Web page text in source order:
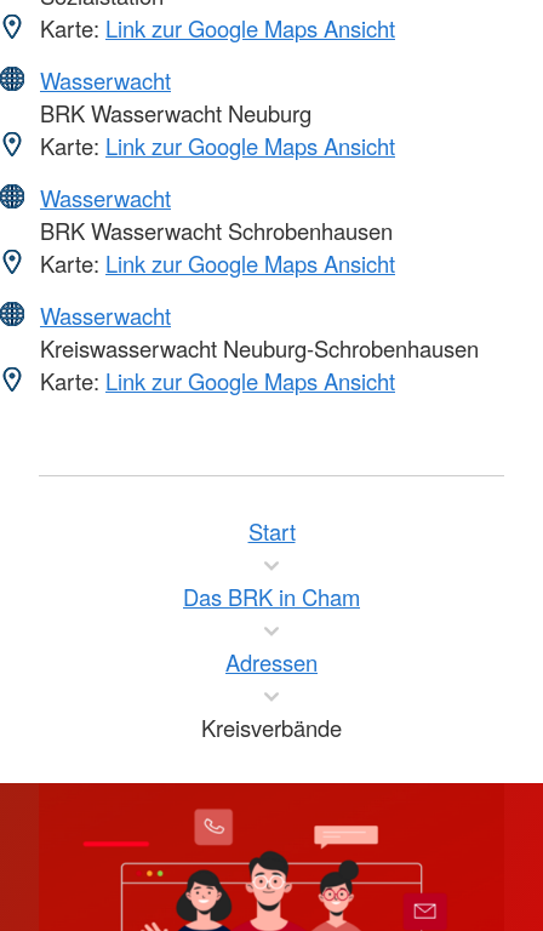
Karte: Link zur Google Maps Ansicht
Wasserwacht
BRK Wasserwacht Neuburg
Karte: Link zur Google Maps Ansicht
Wasserwacht
BRK Wasserwacht Schrobenhausen
Karte: Link zur Google Maps Ansicht
Wasserwacht
Kreiswasserwacht Neuburg-Schrobenhausen
Karte: Link zur Google Maps Ansicht
Start
Das BRK in Cham
Adressen
Kreisverbände